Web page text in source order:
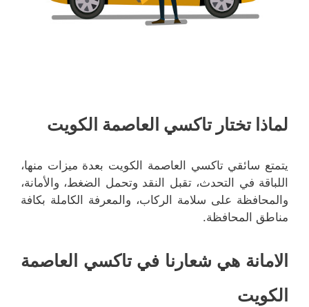
لماذا تختار تاكسي العاصمة الكويت
يتمتع سائقي تاكسي العاصمة الكويت بعدة ميزات منها،
اللباقة في التحدث، تقبل النقد وتحمل الضغط، والأمانة،
والمحافظة على سلامة الركاب، والمعرفة الكاملة بكافة
مناطق المحافظة.
الامانة هي شعارنا في تاكسي العاصمة
الكويت